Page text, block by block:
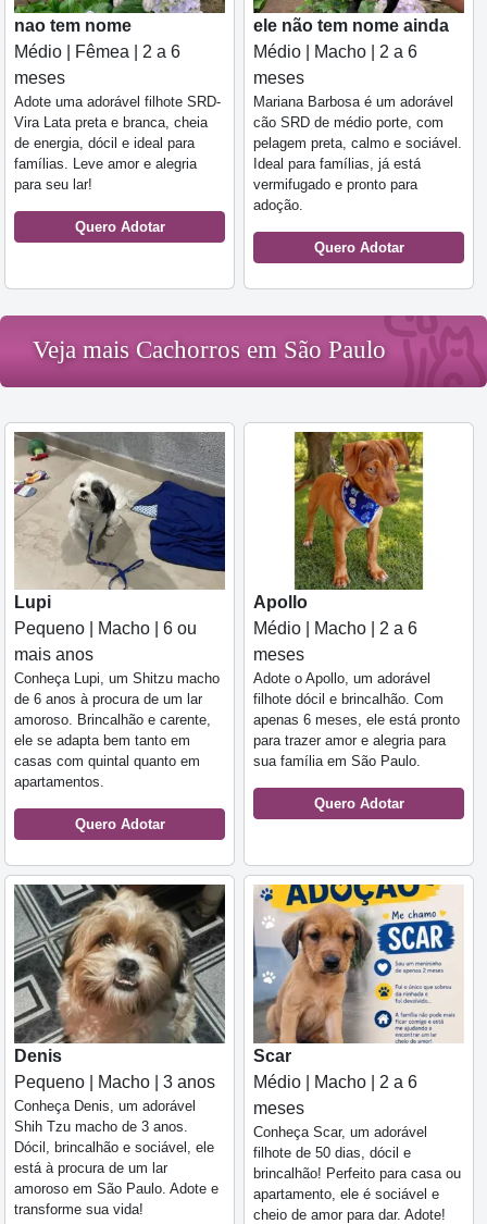
nao tem nome
Médio | Fêmea | 2 a 6
meses
Adote uma adorável filhote SRD-
Vira Lata preta e branca, cheia
de energia, dócil e ideal para
famílias. Leve amor e alegria
para seu lar!
Quero Adotar
ele não tem nome ainda
Médio | Macho | 2 a 6
meses
Mariana Barbosa é um adorável
cão SRD de médio porte, com
pelagem preta, calmo e sociável.
Ideal para famílias, já está
vermifugado e pronto para
adoção.
Quero Adotar
Veja mais Cachorros em São Paulo
Lupi
Pequeno | Macho | 6 ou
mais anos
Conheça Lupi, um Shitzu macho
de 6 anos à procura de um lar
amoroso. Brincalhão e carente,
ele se adapta bem tanto em
casas com quintal quanto em
apartamentos.
Quero Adotar
Apollo
Médio | Macho | 2 a 6
meses
Adote o Apollo, um adorável
filhote dócil e brincalhão. Com
apenas 6 meses, ele está pronto
para trazer amor e alegria para
sua família em São Paulo.
Quero Adotar
Denis
Pequeno | Macho | 3 anos
Conheça Denis, um adorável
Shih Tzu macho de 3 anos.
Dócil, brincalhão e sociável, ele
está à procura de um lar
amoroso em São Paulo. Adote e
transforme sua vida!
Scar
Médio | Macho | 2 a 6
meses
Conheça Scar, um adorável
filhote de 50 dias, dócil e
brincalhão! Perfeito para casa ou
apartamento, ele é sociável e
cheio de amor para dar. Adote!